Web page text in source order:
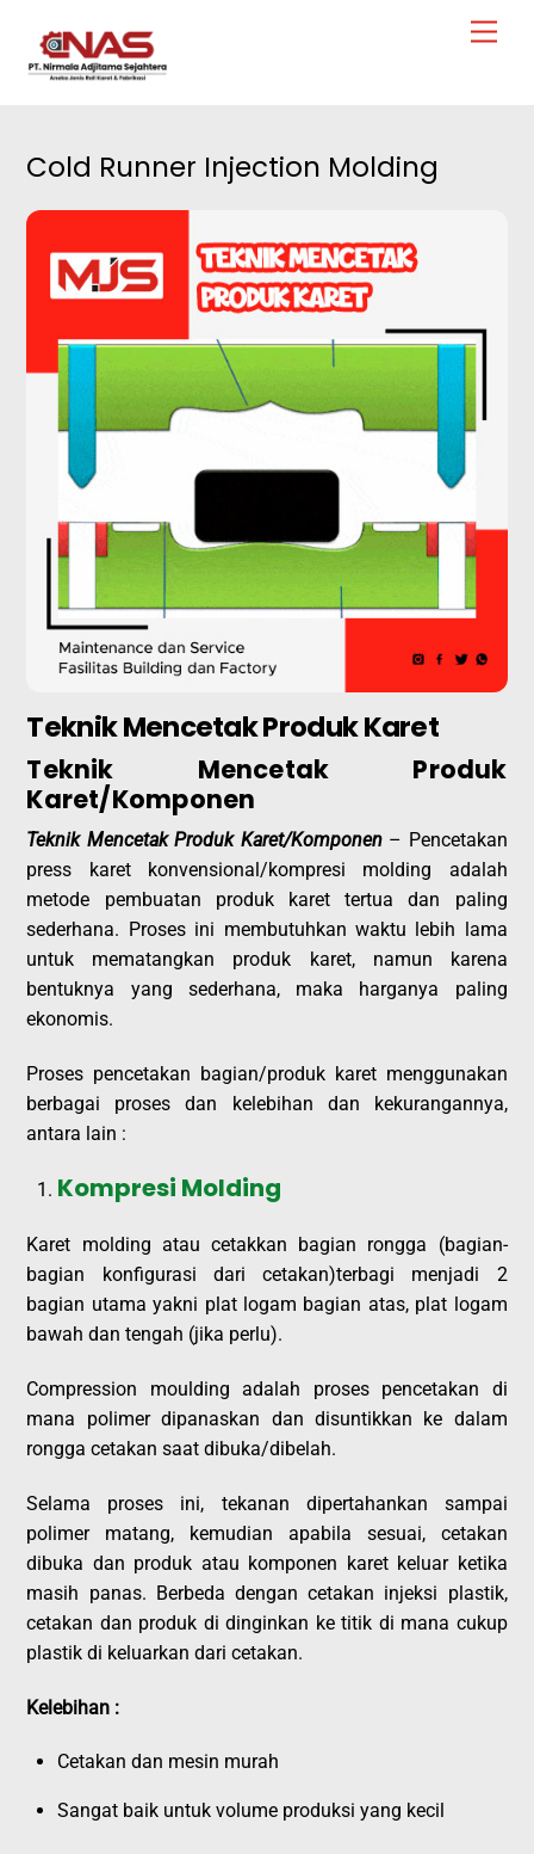
content
Cold Runner Injection Molding
Teknik Mencetak Produk Karet
Teknik Mencetak Produk
Karet/Komponen
Teknik Mencetak Produk Karet/Komponen – Pencetakan
press karet konvensional/kompresi molding adalah
metode pembuatan produk karet tertua dan paling
sederhana. Proses ini membutuhkan waktu lebih lama
untuk mematangkan produk karet, namun karena
bentuknya yang sederhana, maka harganya paling
ekonomis.
Proses pencetakan bagian/produk karet menggunakan
berbagai proses dan kelebihan dan kekurangannya,
antara lain :
Kompresi Molding
Karet molding atau cetakkan bagian rongga (bagian-
bagian konfigurasi dari cetakan)terbagi menjadi 2
bagian utama yakni plat logam bagian atas, plat logam
bawah dan tengah (jika perlu).
Compression moulding adalah proses pencetakan di
mana polimer dipanaskan dan disuntikkan ke dalam
rongga cetakan saat dibuka/dibelah.
Selama proses ini, tekanan dipertahankan sampai
polimer matang, kemudian apabila sesuai, cetakan
dibuka dan produk atau komponen karet keluar ketika
masih panas. Berbeda dengan cetakan injeksi plastik,
cetakan dan produk di dinginkan ke titik di mana cukup
plastik di keluarkan dari cetakan.
Kelebihan :
Cetakan dan mesin murah
Sangat baik untuk volume produksi yang kecil